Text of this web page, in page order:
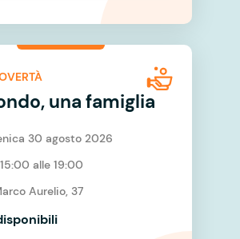
una famiglia
30 agosto 2026
alle 19:00
Aurelio, 37